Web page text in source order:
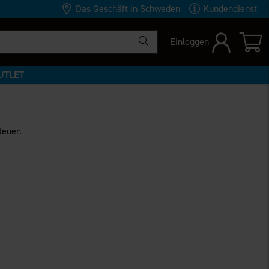
Das Geschäft in Schweden Kundendienst
Einloggen